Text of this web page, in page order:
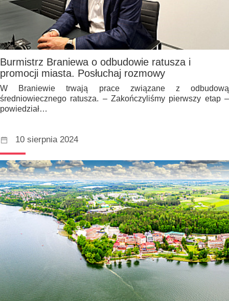
Burmistrz Braniewa o odbudowie ratusza i
promocji miasta. Posłuchaj rozmowy
W Braniewie trwają prace związane z odbudową
średniowiecznego ratusza. – Zakończyliśmy pierwszy etap –
powiedział…
10 sierpnia 2024